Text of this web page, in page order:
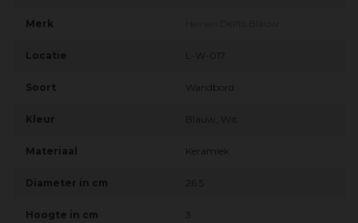
Merk
Locatie L-W-017
Soort Wandbord
Kleur Blauw, Wit
Materiaal Keramiek
Diameter in cm 26.5
Hoogte in cm 3